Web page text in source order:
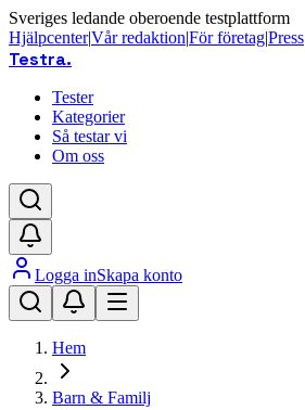
Sveriges ledande oberoende testplattform
Hjälpcenter|Vår redaktion|För företag|Press
Testra.
Tester
Kategorier
Så testar vi
Om oss
Logga inSkapa konto
Hem
Barn & Familj